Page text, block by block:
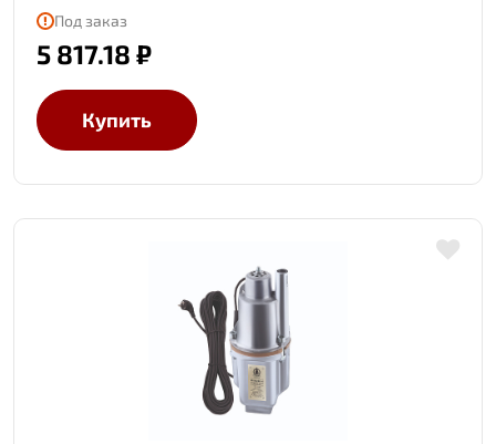
Под заказ
5 817.18 ₽
Купить